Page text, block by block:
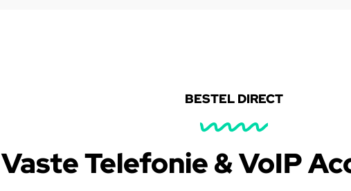
BESTEL DIRECT
Vaste Telefonie & VoIP